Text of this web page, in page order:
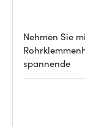
Nehmen Sie
spannende